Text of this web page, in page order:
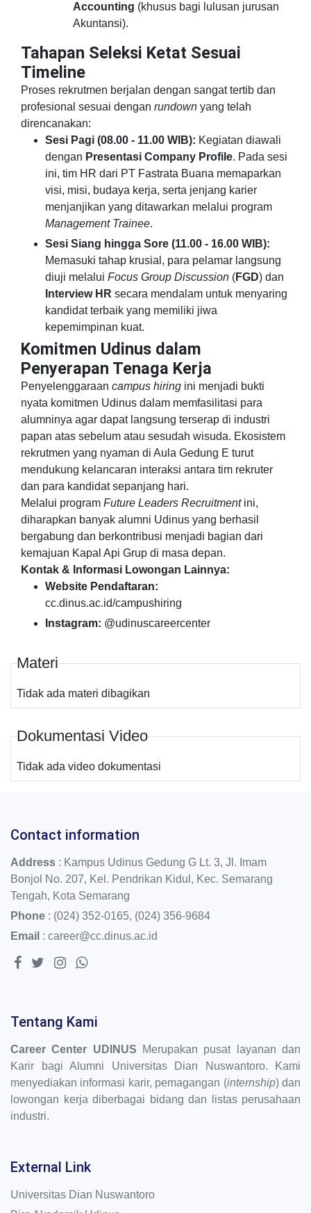
Accounting (khusus bagi lulusan jurusan
Akuntansi).
Tahapan Seleksi Ketat Sesuai
Timeline
Proses rekrutmen berjalan dengan sangat tertib dan
profesional sesuai dengan rundown yang telah
direncanakan:
Sesi Pagi (08.00 - 11.00 WIB): Kegiatan diawali
dengan Presentasi Company Profile. Pada sesi
ini, tim HR dari PT Fastrata Buana memaparkan
visi, misi, budaya kerja, serta jenjang karier
menjanjikan yang ditawarkan melalui program
Management Trainee.
Sesi Siang hingga Sore (11.00 - 16.00 WIB):
Memasuki tahap krusial, para pelamar langsung
diuji melalui Focus Group Discussion (FGD) dan
Interview HR secara mendalam untuk menyaring
kandidat terbaik yang memiliki jiwa
kepemimpinan kuat.
Komitmen Udinus dalam
Penyerapan Tenaga Kerja
Penyelenggaraan campus hiring ini menjadi bukti
nyata komitmen Udinus dalam memfasilitasi para
alumninya agar dapat langsung terserap di industri
papan atas sebelum atau sesudah wisuda. Ekosistem
rekrutmen yang nyaman di Aula Gedung E turut
mendukung kelancaran interaksi antara tim rekruter
dan para kandidat sepanjang hari.
Melalui program Future Leaders Recruitmentini,
diharapkan banyak alumni Udinus yang berhasil
bergabung dan berkontribusi menjadi bagian dari
kemajuan Kapal Api Grup di masa depan.
Kontak & Informasi Lowongan Lainnya:
Website Pendaftaran:
cc.dinus.ac.id/campushiring
Instagram: @udinuscareercenter
Materi
Tidak ada materi dibagikan
Dokumentasi Video
Tidak ada video dokumentasi
Contact information
Address : Kampus Udinus Gedung G Lt. 3, Jl. Imam
Bonjol No. 207, Kel. Pendrikan Kidul, Kec. Semarang
Tengah, Kota Semarang
Phone : (024) 352-0165, (024) 356-9684
Email : career@cc.dinus.ac.id
Tentang Kami
Career Center UDINUS Merupakan pusat layanan dan
Karir bagi Alumni Universitas Dian Nuswantoro. Kami
menyediakan informasi karir, pemagangan (internship) dan
lowongan kerja diberbagai bidang dan listas perusahaan
industri.
External Link
Universitas Dian Nuswantoro